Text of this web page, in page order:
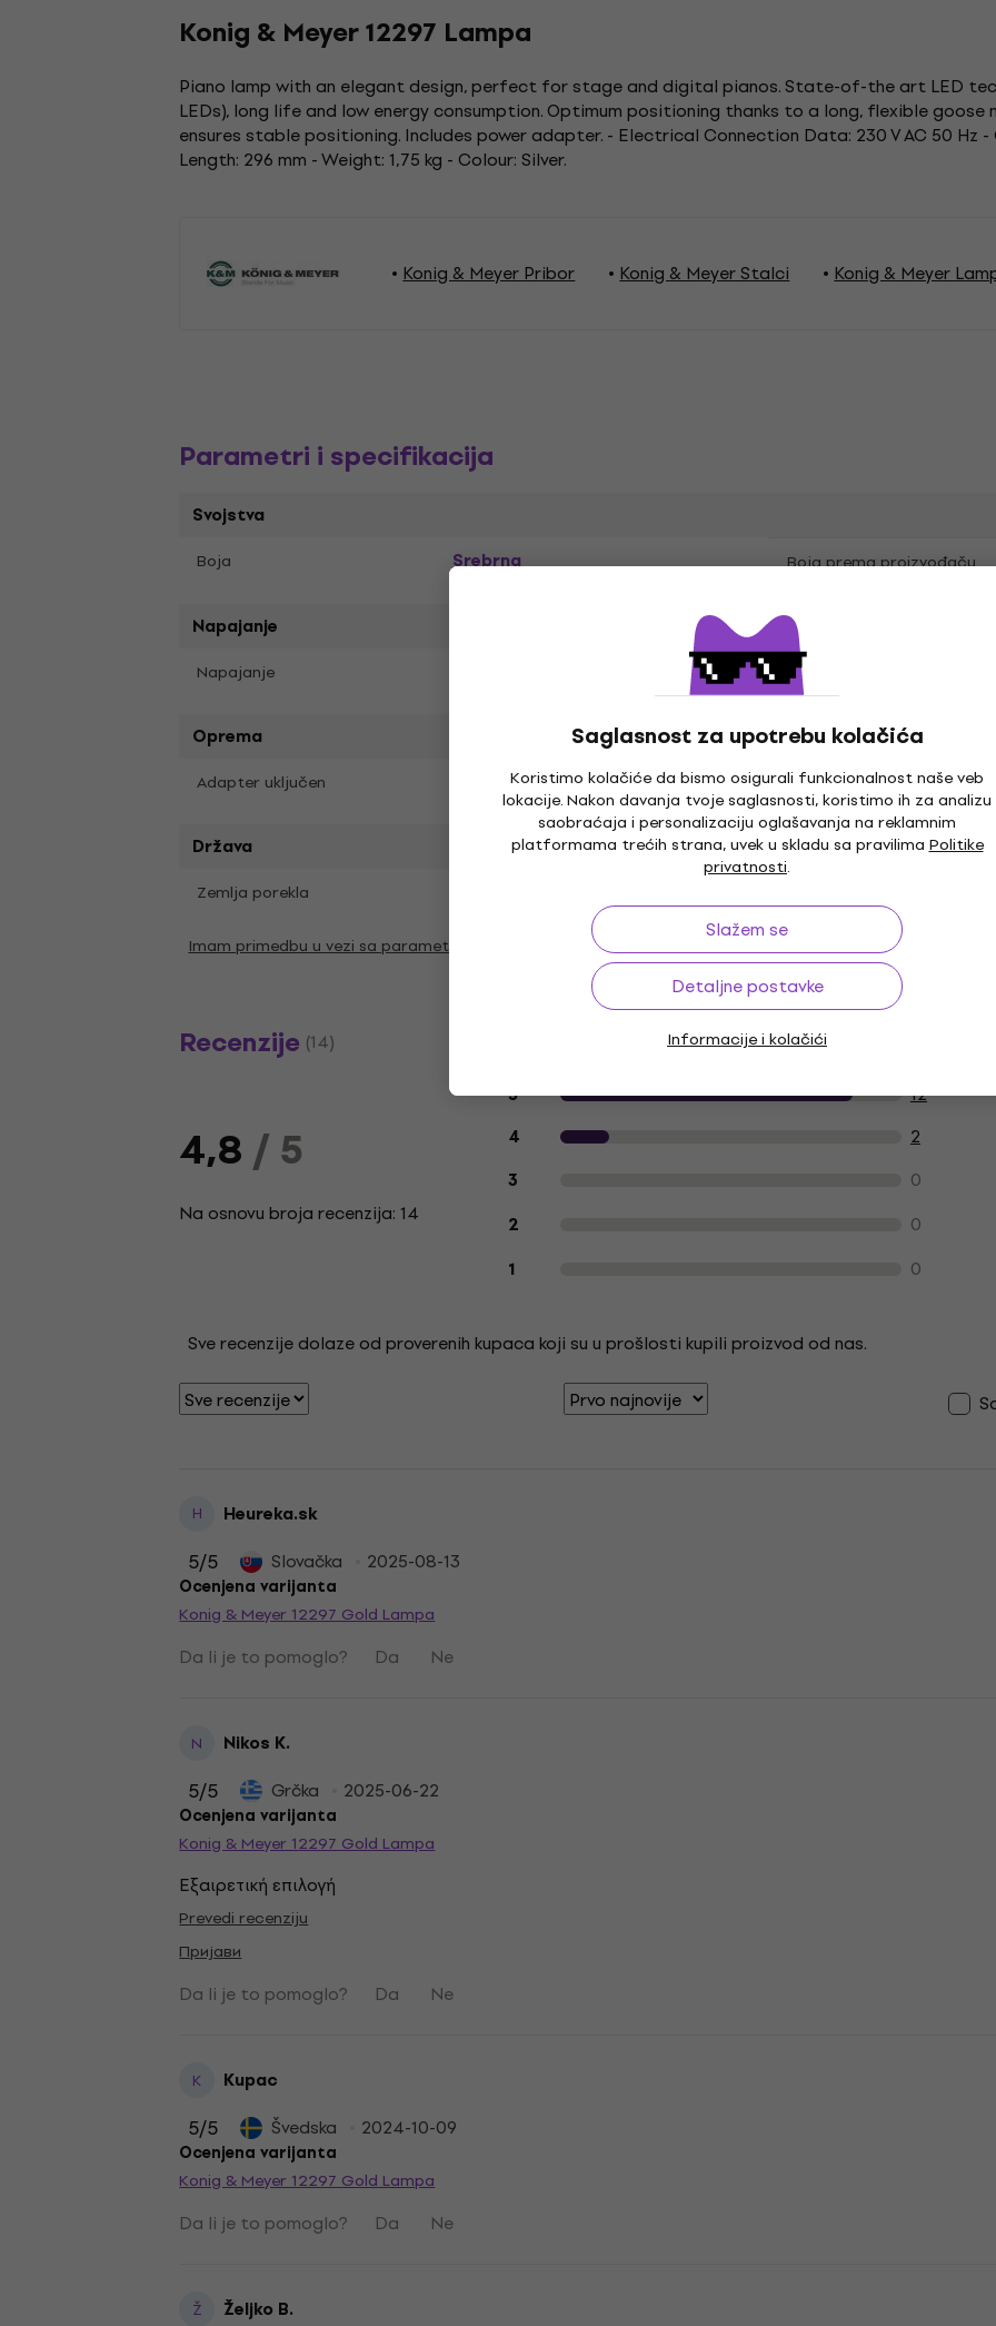
Saglasnost za upotrebu kolačića
Koristimo kolačiće da bismo osigurali funkcionalnost naše veb
lokacije. Nakon davanja tvoje saglasnosti, koristimo ih za analizu
saobraćaja i personalizaciju oglašavanja na reklamnim
platformama trećih strana, uvek u skladu sa pravilimaPolitike
privatnosti.
Slažem se
Detaljne postavke
Informacije i kolačići
Konig & Meyer 12297 Lampa
Piano lamp with an elegant design, perfect for stage and digital pianos. State-of-the art LED
LEDs), long life and low energy consumption. Optimum positioning thanks to a long, flexible goose
ensures stable positioning. Includes power adapter. - Electrical Connection Data: 230 V AC 50 Hz -
Length: 296 mm - Weight: 1,75 kg - Colour: Silver.
Konig & Meyer Pribor Konig & Meyer Stalci Konig & Meyer
Parametri i specifikacija
Svojstva
Boja Srebrna Boja prema proizvođaču
Napajanje
Napajanje
Oprema
Adapter uključen
Država
Zemlja porekla
Imam primedbu u vezi sa parametrima
Recenzije (14)
4,8/ 5
Na osnovu broja recenzija: 14
Recenzije kupaca o proizvodu
5 12
4 2
3 0
2 0
1 0
Sve recenzije dolaze od proverenih kupaca koji su u prošlosti kupili proizvod od nas.
H Heureka.sk
5/5 Slovačka 2025-08-13
Ocenjena varijanta
Konig & Meyer 12297 Gold Lampa
Da li je to pomoglo? Da Ne
N Nikos K.
5/5 Grčka 2025-06-22
Ocenjena varijanta
Konig & Meyer 12297 Gold Lampa
Εξαιρετική επιλογή
Prevedi recenziju
Пријави
Da li je to pomoglo? Da Ne
K Kupac
5/5 Švedska 2024-10-09
Ocenjena varijanta
Konig & Meyer 12297 Gold Lampa
Da li je to pomoglo? Da Ne
Ž Željko B.